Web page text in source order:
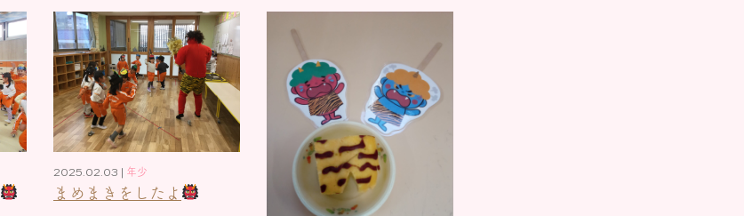
2025.02.03 | 年少
まめまきをしたよ